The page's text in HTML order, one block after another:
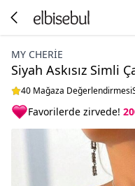
MY CHERIE
Siyah Askısız Simli
40 Mağaza Değerlendirmesi
Favorilerde zirvede!